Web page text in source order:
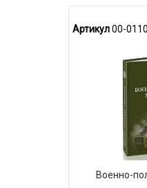
Артикул00-
Военно-